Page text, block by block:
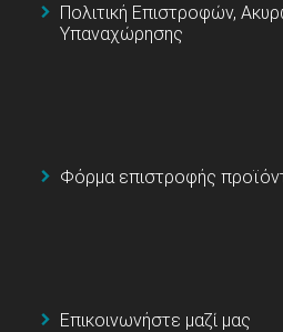
Πολιτική Επιστροφών,
Υπαναχώρησης
Φόρμα επιστροφής
Επικοινωνήστε μαζί μας